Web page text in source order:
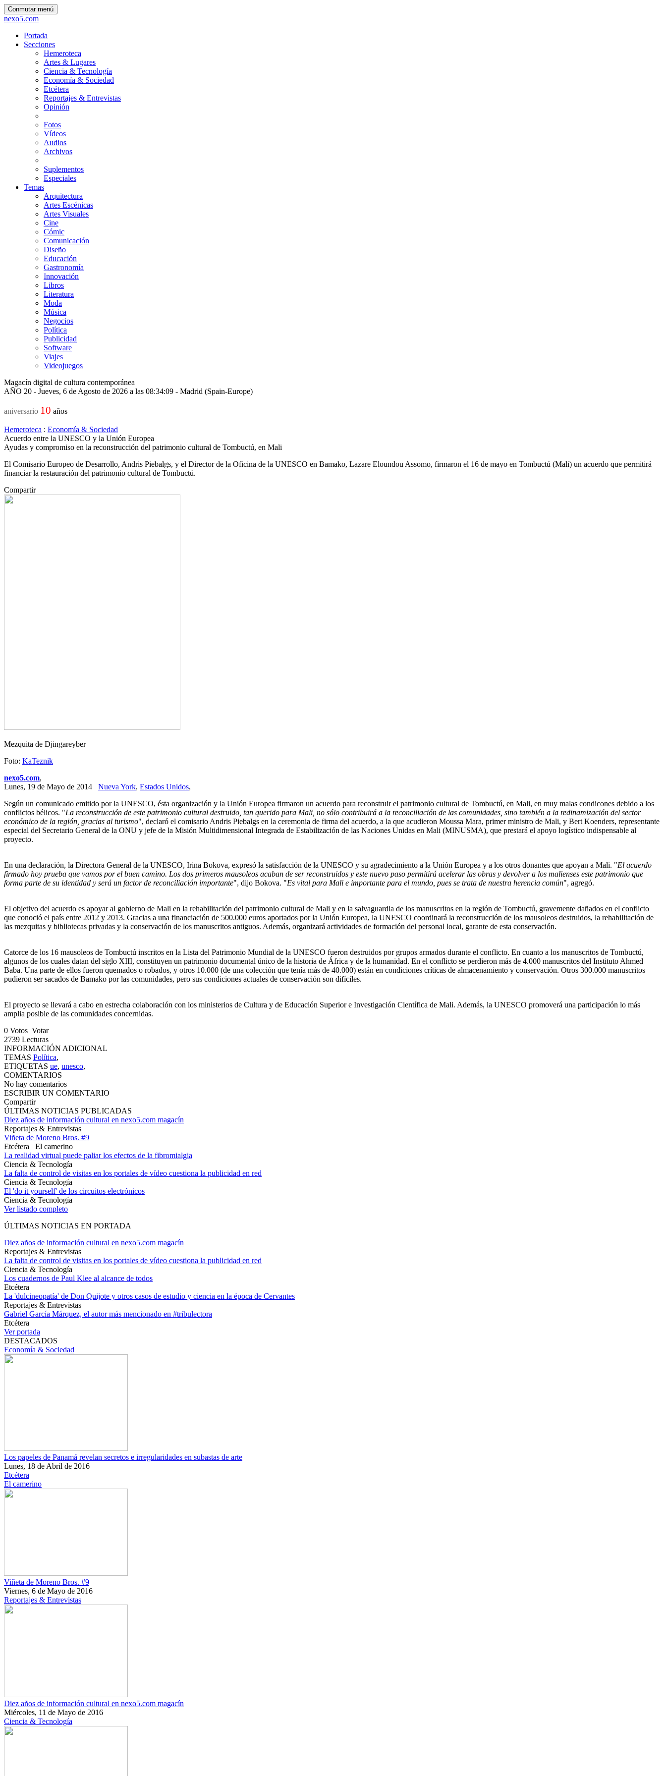
Conmutar menú
nexo5.com
Portada
Secciones
Hemeroteca
Artes & Lugares
Ciencia & Tecnología
Economía & Sociedad
Etcétera
Reportajes & Entrevistas
Opinión
Fotos
Vídeos
Audios
Archivos
Suplementos
Especiales
Temas
Arquitectura
Artes Escénicas
Artes Visuales
Cine
Cómic
Comunicación
Diseño
Educación
Gastronomía
Innovación
Libros
Literatura
Moda
Música
Negocios
Política
Publicidad
Software
Viajes
Videojuegos
Magacín digital de cultura contemporánea
AÑO 20 - Jueves, 6 de Agosto de 2026 a las 08:34:09 - Madrid (Spain-Europe)
aniversario 10 años
Hemeroteca : Economía & Sociedad
Acuerdo entre la UNESCO y la Unión Europea
Ayudas y compromiso en la reconstrucción del patrimonio cultural de Tombuctú, en Mali
El Comisario Europeo de Desarrollo, Andris Piebalgs, y el Director de la Oficina de la UNESCO en Bamako, Lazare Eloundou Assomo, firmaron el 16 de mayo en Tombuctú (Mali) un acuerdo que permitirá
financiar la restauración del patrimonio cultural de Tombuctú.
Compartir
Mezquita de Djingareyber
Foto: KaTeznik
nexo5.com,
Lunes, 19 de Mayo de 2014 Nueva York, Estados Unidos,
Según un comunicado emitido por la UNESCO, ésta organización y la Unión Europea firmaron un acuerdo para reconstruir el patrimonio cultural de Tombuctú, en Mali, en muy malas condicones debido a los
conflictos bélicos. "La reconstrucción de este patrimonio cultural destruido, tan querido para Mali, no sólo contribuirá a la reconciliación de las comunidades, sino también a la redinamización del sector
económico de la región, gracias al turismo", declaró el comisario Andris Piebalgs en la ceremonia de firma del acuerdo, a la que acudieron Moussa Mara, primer ministro de Mali, y Bert Koenders, representante
especial del Secretario General de la ONU y jefe de la Misión Multidimensional Integrada de Estabilización de las Naciones Unidas en Mali (MINUSMA), que prestará el apoyo logístico indispensable al
proyecto.
En una declaración, la Directora General de la UNESCO, Irina Bokova, expresó la satisfacción de la UNESCO y su agradecimiento a la Unión Europea y a los otros donantes que apoyan a Mali. "El acuerdo
firmado hoy prueba que vamos por el buen camino. Los dos primeros mausoleos acaban de ser reconstruidos y este nuevo paso permitirá acelerar las obras y devolver a los malienses este patrimonio que
forma parte de su identidad y será un factor de reconciliación importante", dijo Bokova. "Es vital para Mali e importante para el mundo, pues se trata de nuestra herencia común", agregó.
El objetivo del acuerdo es apoyar al gobierno de Mali en la rehabilitación del patrimonio cultural de Mali y en la salvaguardia de los manuscritos en la región de Tombuctú, gravemente dañados en el conflicto
que conoció el país entre 2012 y 2013. Gracias a una financiación de 500.000 euros aportados por la Unión Europea, la UNESCO coordinará la reconstrucción de los mausoleos destruidos, la rehabilitación de
las mezquitas y bibliotecas privadas y la conservación de los manuscritos antiguos. Además, organizará actividades de formación del personal local, garante de esta conservación.
Catorce de los 16 mausoleos de Tombuctú inscritos en la Lista del Patrimonio Mundial de la UNESCO fueron destruidos por grupos armados durante el conflicto. En cuanto a los manuscritos de Tombuctú,
algunos de los cuales datan del siglo XIII, constituyen un patrimonio documental único de la historia de África y de la humanidad. En el conflicto se perdieron más de 4.000 manuscritos del Instituto Ahmed
Baba. Una parte de ellos fueron quemados o robados, y otros 10.000 (de una colección que tenía más de 40.000) están en condiciones críticas de almacenamiento y conservación. Otros 300.000 manuscritos
pudieron ser sacados de Bamako por las comunidades, pero sus condiciones actuales de conservación son difíciles.
El proyecto se llevará a cabo en estrecha colaboración con los ministerios de Cultura y de Educación Superior e Investigación Científica de Mali. Además, la UNESCO promoverá una participación lo más
amplia posible de las comunidades concernidas.
0 Votos Votar
2739 Lecturas
INFORMACIÓN ADICIONAL
TEMAS Política,
ETIQUETAS ue, unesco,
COMENTARIOS
No hay comentarios
ESCRIBIR UN COMENTARIO
Compartir
ÚLTIMAS NOTICIAS PUBLICADAS
Diez años de información cultural en nexo5.com magacín
Reportajes & Entrevistas
Viñeta de Moreno Bros. #9
Etcétera
El camerino
La realidad virtual puede paliar los efectos de la fibromialgia
Ciencia & Tecnología
La falta de control de visitas en los portales de vídeo cuestiona la publicidad en red
Ciencia & Tecnología
El 'do it yourself' de los circuitos electrónicos
Ciencia & Tecnología
Ver listado completo
ÚLTIMAS NOTICIAS EN PORTADA
Diez años de información cultural en nexo5.com magacín
Reportajes & Entrevistas
La falta de control de visitas en los portales de vídeo cuestiona la publicidad en red
Ciencia & Tecnología
Los cuadernos de Paul Klee al alcance de todos
Etcétera
La 'dulcineopatía' de Don Quijote y otros casos de estudio y ciencia en la época de Cervantes
Reportajes & Entrevistas
Gabriel García Márquez, el autor más mencionado en #tribulectora
Etcétera
Ver portada
DESTACADOS
Economía & Sociedad
Los papeles de Panamá revelan secretos e irregularidades en subastas de arte
Lunes, 18 de Abril de 2016
Etcétera
El camerino
Viñeta de Moreno Bros. #9
Viernes, 6 de Mayo de 2016
Reportajes & Entrevistas
Diez años de información cultural en nexo5.com magacín
Miércoles, 11 de Mayo de 2016
Ciencia & Tecnología